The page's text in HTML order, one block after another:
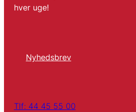
hver uge!
Nyhedsbrev
Tlf: 44 45 55 00